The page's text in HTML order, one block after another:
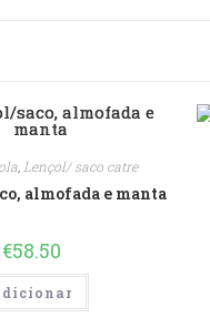
Lençol/ saco catre
almofada e manta
€58.50